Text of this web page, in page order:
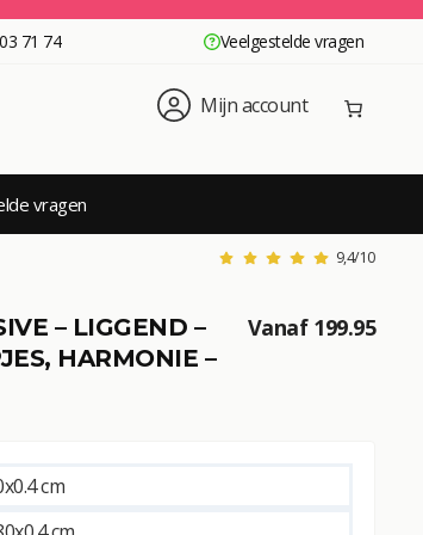
71 74 Veelgestelde vragen
Mijn account
vragen
9,4/10
– LIGGEND –
HARMONIE –
Vanaf 199.95
cm